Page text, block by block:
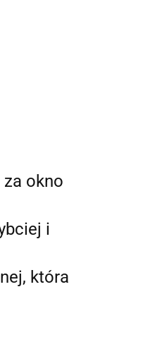
okno
i
która